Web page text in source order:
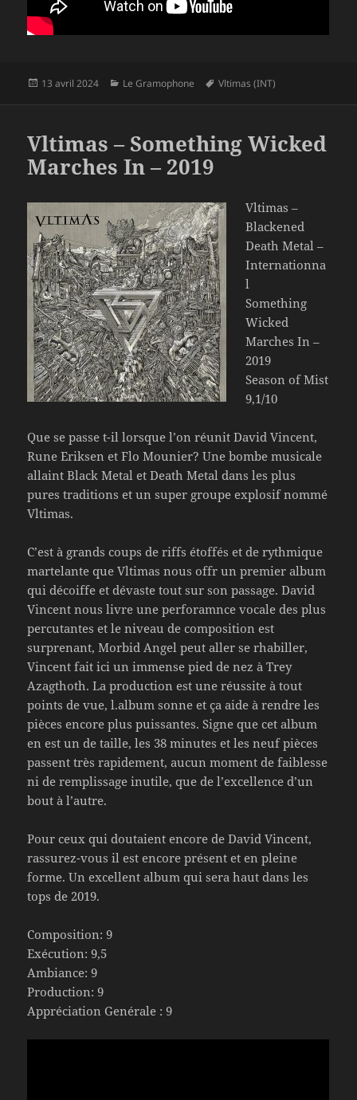
Publié
13 avril 2024 Catégories
Le Gramophone
Mots-
Vltimas (INT)
Vltimas – Something Wicked
Marches In – 2019
Vltimas –
Blackened
Death Metal –
Internationna
l
Something
Wicked
Marches In –
2019
Season of Mist
9,1/10
Que se passe t-il lorsque l’on réunit David Vincent,
Rune Eriksen et Flo Mounier? Une bombe musicale
allaint Black Metal et Death Metal dans les plus
pures traditions et un super groupe explosif nommé
Vltimas.
C’est à grands coups de riffs étoffés et de rythmique
martelante que Vltimas nous offr un premier album
qui décoiffe et dévaste tout sur son passage. David
Vincent nous livre une perforamnce vocale des plus
percutantes et le niveau de composition est
surprenant, Morbid Angel peut aller se rhabiller,
Vincent fait ici un immense pied de nez à Trey
Azagthoth. La production est une réussite à tout
points de vue, l.album sonne et ça aide à rendre les
pièces encore plus puissantes. Signe que cet album
en est un de taille, les 38 minutes et les neuf pièces
passent très rapidement, aucun moment de faiblesse
ni de remplissage inutile, que de l’excellence d’un
bout à l’autre.
Pour ceux qui doutaient encore de David Vincent,
rassurez-vous il est encore présent et en pleine
forme. Un excellent album qui sera haut dans les
tops de 2019.
Composition: 9
Exécution: 9,5
Ambiance: 9
Production: 9
Appréciation Genérale : 9